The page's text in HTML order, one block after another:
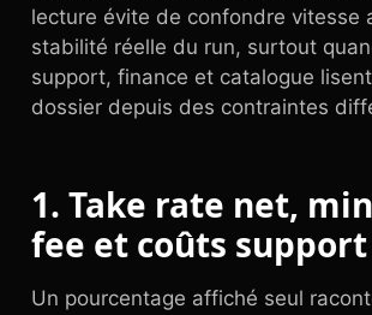
lecture évite de confondre vitesse
stabilité réelle du run, surtout
support, finance et catalogue
dossier depuis des contraintes
1. Take rate net,
fee et coûts support
Un pourcentage affiché seul